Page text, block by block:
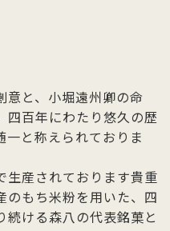
意と、小堀遠州卿の命
四百年にわたり悠久の歴
一と称えられておりま
生産されております貴重
のもち米粉を用いた、四
続ける森八の代表銘菓と